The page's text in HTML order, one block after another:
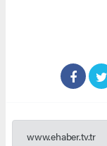
www.ehaber.tv.tr